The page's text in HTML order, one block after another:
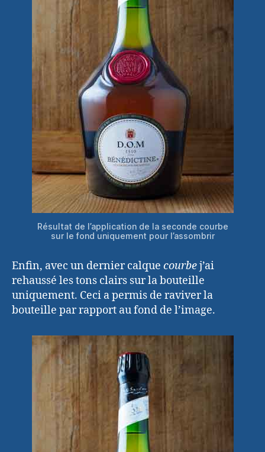
Résultat de l’application de la seconde courbe
sur le fond uniquement pour l’assombrir
Enfin, avec un dernier calque courbej’ai
rehaussé les tons clairs sur la bouteille
uniquement. Ceci a permis de raviver la
bouteille par rapport au fond de l’image.